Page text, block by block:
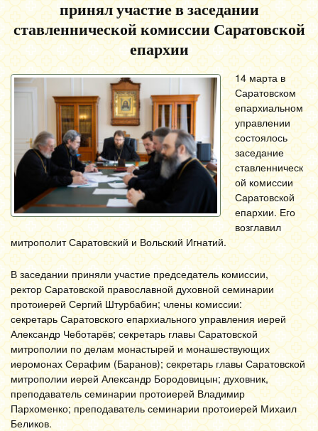
принял участие в заседании
ставленнической комиссии Саратовской
епархии
14 марта в
Саратовском
епархиальном
управлении
состоялось
заседание
ставленническ
ой комиссии
Саратовской
епархии. Его
возглавил
митрополит Саратовский и Вольский Игнатий.
В заседании приняли участие председатель комиссии,
ректор Саратовской православной духовной семинарии
протоиерей Сергий Штурбабин; члены комиссии:
секретарь Саратовского епархиального управления иерей
Александр Чеботарёв; секретарь главы Саратовской
митрополии по делам монастырей и монашествующих
иеромонах Серафим (Баранов); секретарь главы Саратовской
митрополии иерей Александр Бородовицын; духовник,
преподаватель семинарии протоиерей Владимир
Пархоменко; преподаватель семинарии протоиерей Михаил
Беликов.